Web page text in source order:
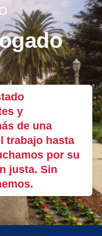
y
de una
trabajo hasta
por su
justa. Sin